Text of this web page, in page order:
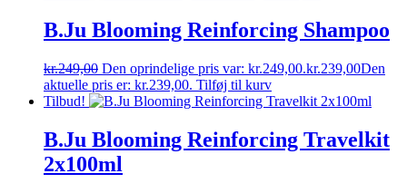
B.Ju Blooming Reinforcing Shampoo
kr.249,00 Den oprindelige pris var: kr.249,00.kr.239,00Den
aktuelle pris er: kr.239,00. Tilføj til kurv
Tilbud!
B.Ju Blooming Reinforcing Travelkit
2x100ml